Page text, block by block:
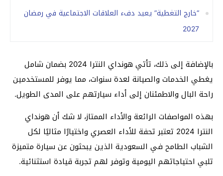
“خارج التغطية” يعيد دفء العلاقات الاجتماعية في رمضان
2027
بالإضافة إلى ذلك، تأتي هونداي النترا 2024 بضمان شامل
يغطي الخدمات والصيانة لعدة سنوات، مما يوفر للمستخدمين
راحة البال والاطمئنان إلى أداء سيارتهم على المدى الطويل.
بهذه المواصفات الرائعة والأداء الممتاز، لا شك أن هونداي
النترا 2024 تعتبر تحفة للأداء العصري واختيارًا مثاليًا لكل
الشباب الطامح في السعودية الذين يبحثون عن سيارة متميزة
تلبي احتياجاتهم اليومية وتوفر لهم تجربة قيادة استثنائية.